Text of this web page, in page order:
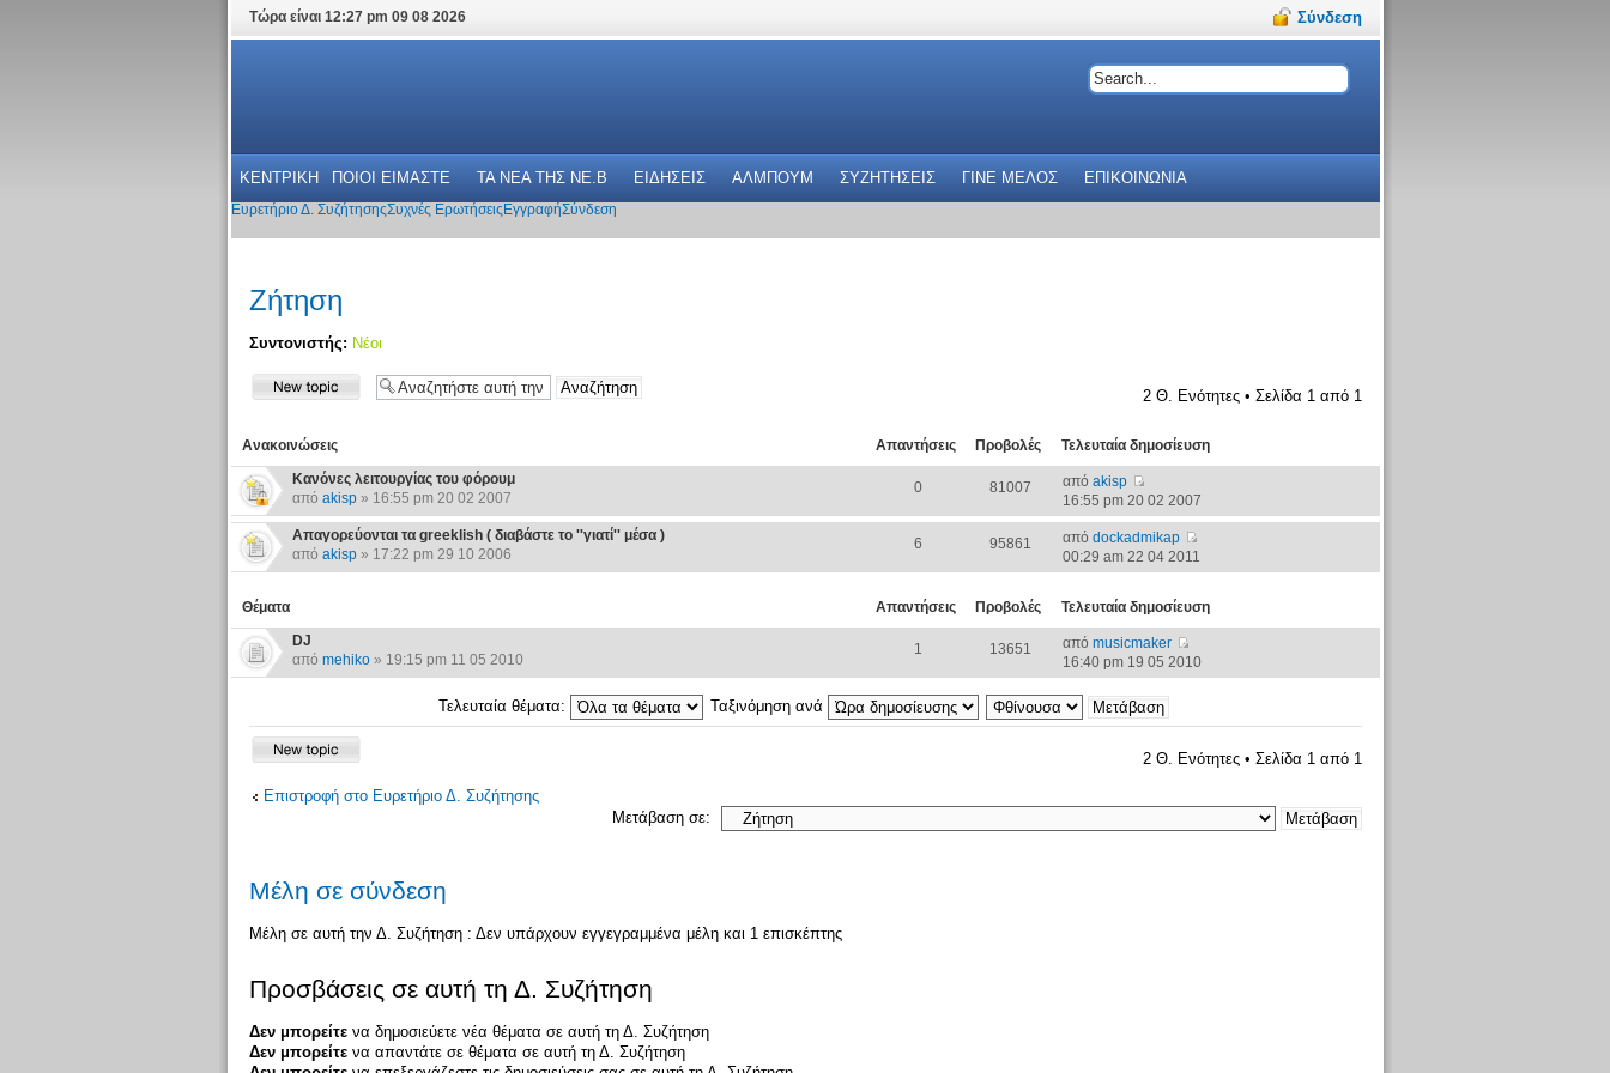
Τώρα είναι 12:27 pm 09 08 2026 Σύνδεση
ΚΕΝΤΡΙΚΗ ΠΟΙΟΙ ΕΙΜΑΣΤΕ ΤΑ ΝΕΑ THΣ NE.B ΕΙΔΗΣΕΙΣ ΑΛΜΠΟΥΜ ΣΥΖΗΤΗΣΕΙΣ ΓΙΝΕ ΜΕΛΟΣ ΕΠΙΚΟΙΝΩΝΙΑ
Ευρετήριο Δ. ΣυζήτησηςΣυχνές Ερωτήσεις ΕγγραφήΣύνδεση
Ζήτηση
Συντονιστής: Νέοι
2 Θ. Ενότητες • Σελίδα 1από 1
Ανακοινώσεις Απαντήσεις Προβολές
Τελευταία δημοσίευση
Κανόνες λειτουργίας του φόρουμ
από akisp» 16:55 pm 20 02 2007
0 81007 απόakisp
16:55 pm 20 02 2007
Απαγορεύονται τα greeklish ( διαβάστε το ''γιατί'' μέσα )
από akisp» 17:22 pm 29 10 2006
6 95861 απόdockadmikap
00:29 am 22 04 2011
Θέματα Απαντήσεις Προβολές
Τελευταία δημοσίευση
DJ
από mehiko» 19:15 pm 11 05 2010
1 13651 απόmusicmaker
16:40 pm 19 05 2010
Τελευταία θέματα: Ταξινόμηση ανά
2 Θ. Ενότητες • Σελίδα 1από 1
Επιστροφή στο Ευρετήριο Δ. Συζήτησης
Μετάβαση σε:
Μέλη σε σύνδεση
Μέλη σε αυτή την Δ. Συζήτηση : Δεν υπάρχουν εγγεγραμμένα μέλη και 1 επισκέπτης
Προσβάσεις σε αυτή τη Δ. Συζήτηση
Δεν μπορείτενα δημοσιεύετε νέα θέματα σε αυτή τη Δ. Συζήτηση
Δεν μπορείτενα απαντάτε σε θέματα σε αυτή τη Δ. Συζήτηση